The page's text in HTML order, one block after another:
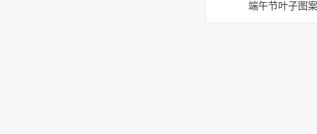
端午节叶子图